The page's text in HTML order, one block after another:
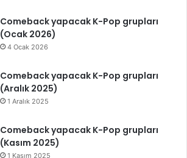
Comeback yapacak K-Pop grupları
(Ocak 2026)
4 Ocak 2026
Comeback yapacak K-Pop grupları
(Aralık 2025)
1 Aralık 2025
Comeback yapacak K-Pop grupları
(Kasım 2025)
1 Kasım 2025